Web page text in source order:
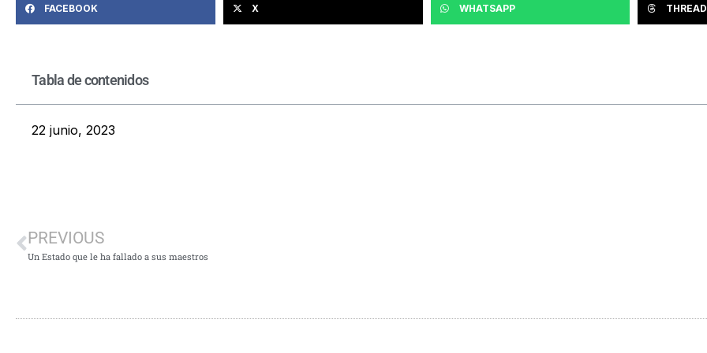
FACEBOOK X WHATSAPP
Tabla de contenidos
22 junio, 2023
PREVIOUS
Un Estado que le ha fallado a sus maestros